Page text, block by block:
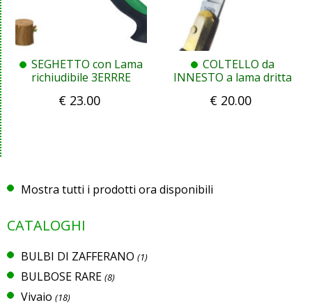
SEGHETTO con Lama
richiudibile 3ERRRE
€23.00
COLTELLO da
INNESTO a lama dritta
€ 20.00
Mostra tutti i prodotti ora disponibili
CATALOGHI
BULBI DI ZAFFERANO (1)
BULBOSE RARE (8)
Vivaio (18)